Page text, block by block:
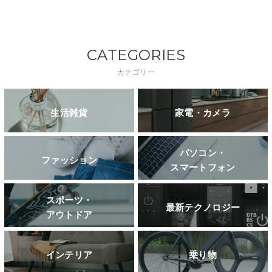
CATEGORIES
カテゴリー
生活雑貨 家電・カメラ
ファッション
パソコン・
スマートフォン
スポーツ・
アウトドア
最新テクノロジー
インテリア 乗り物